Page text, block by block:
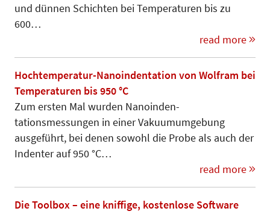
und dünnen Schichten bei Temperaturen bis zu
600…
read more
Hochtemperatur-Nanoindentation von Wolfram bei
Temperaturen bis 950 °C
Zum ersten Mal wurden Nano­inden­
tationsmessungen in einer Vakuum­umgebung
ausgeführt, bei denen sowohl die Probe als auch der
Indenter auf 950 °C…
read more
Die Toolbox – eine kniffige, kostenlose Software